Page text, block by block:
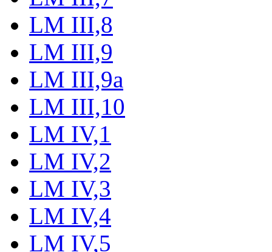
LM III,8
LM III,9
LM III,9a
LM III,10
LM IV,1
LM IV,2
LM IV,3
LM IV,4
LM IV,5